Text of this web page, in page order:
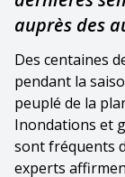
auprès des
Des centaines
pendant la
peuplé de la
Inondations et
sont fréquents
experts